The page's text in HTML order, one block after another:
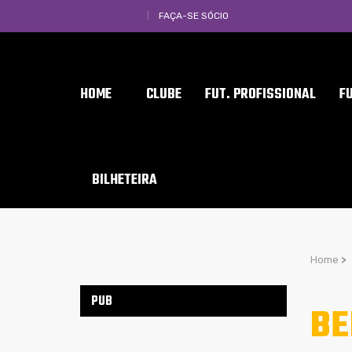
FAÇA-SE SÓCIO
HOME CLUBE FUT. PROFISSIONAL
BILHETEIRA
Home >
PUB